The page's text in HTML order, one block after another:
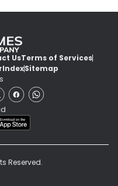
UsTerms of Services
IndexSitemap
Reserved.